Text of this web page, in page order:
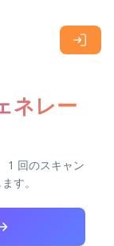
ネレー
1 回のスキャン
す。